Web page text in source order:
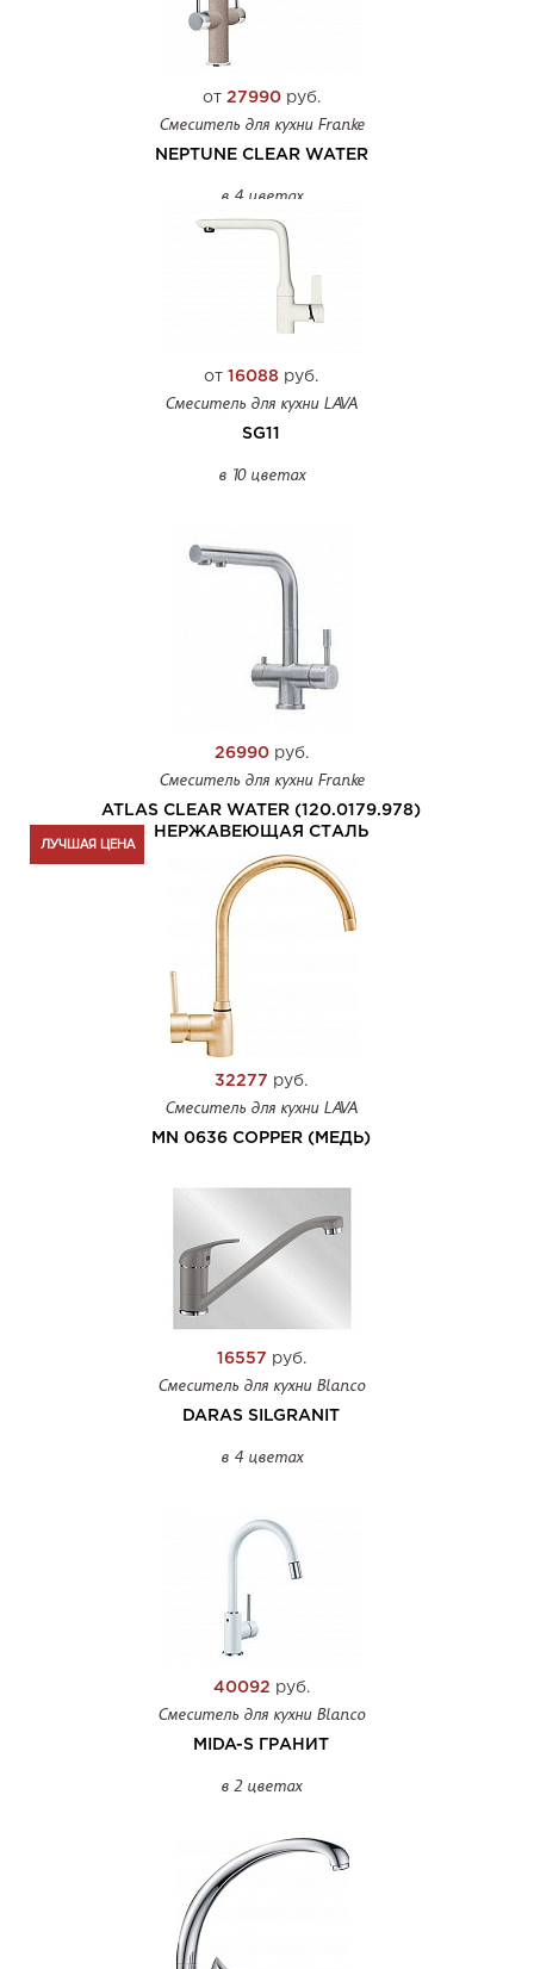
от 27990руб.
Смеситель для кухни Franke
NEPTUNE CLEAR WATER
в 4 цветах
от 16088 руб.
Смеситель для кухни LAVA
SG11
в 10 цветах
26990руб.
Смеситель для кухни Franke
ATLAS CLEAR WATER (120.0179.978)
НЕРЖАВЕЮЩАЯ СТАЛЬ
32277 руб.
Смеситель для кухни LAVA
MN 0636 COPPER (МЕДЬ)
ЛУЧШАЯ ЦЕНА
16557 руб.
Смеситель для кухни Blanco
DARAS SILGRANIT
в 4 цветах
40092 руб.
Смеситель для кухни Blanco
MIDA-S ГРАНИТ
в 2 цветах